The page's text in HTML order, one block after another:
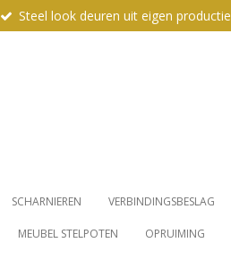
Steel look deuren uit eigen productie
SCHARNIEREN VERBINDINGSBESLAG
MEUBEL STELPOTEN OPRUIMING